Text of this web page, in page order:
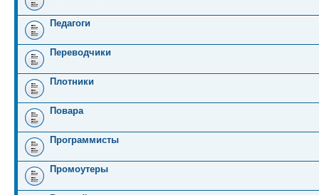
Педагоги
Переводчики
Плотники
Повара
Программисты
Промоутеры